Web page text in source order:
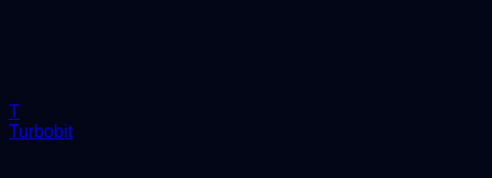
T
Turbobit